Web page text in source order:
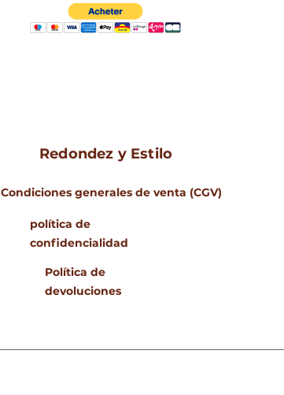
Redondez y Estilo
Condiciones generales de venta (CGV)
política de
confidencialidad
Política de
devoluciones